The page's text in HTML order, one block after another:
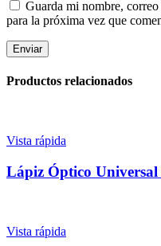
Guarda mi nombre,
para la próxima vez que
Productos relacionados
Vista rápida
Lápiz Óptico
Vista rápida